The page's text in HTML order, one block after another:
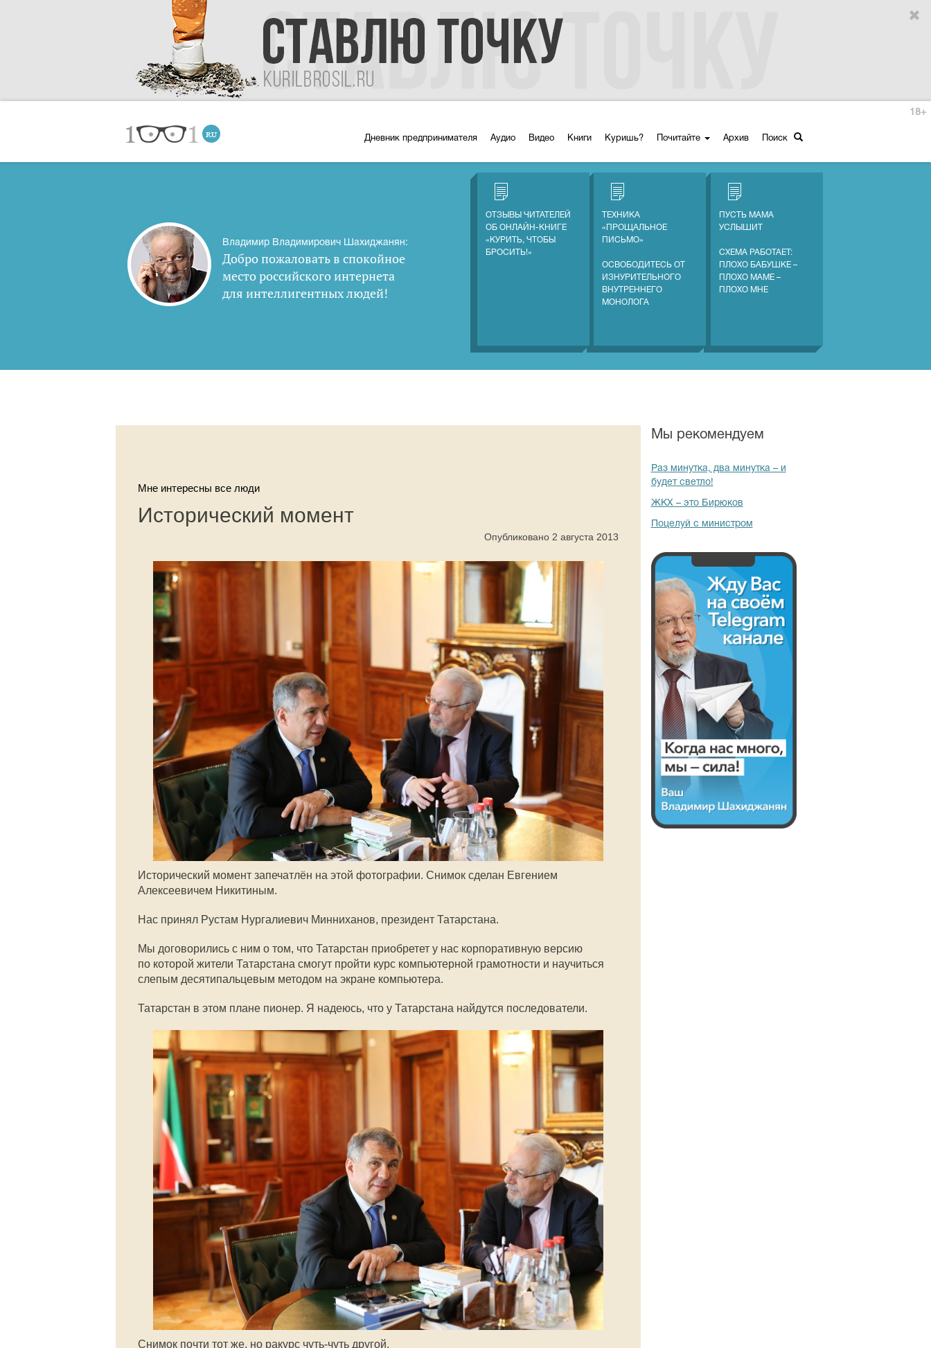
Дневник предпринимателя Аудио Видео Книги Куришь? Почитайте Архив Поиск
18+
Владимир Владимирович Шахиджанян:
Добро пожаловать в спокойное
место российского интернета
для интеллигентных людей!
ОТЗЫВЫ ЧИТАТЕЛЕЙ
ОБ ОНЛАЙН-КНИГЕ
«КУРИТЬ, ЧТОБЫ
БРОСИТЬ!»
ТЕХНИКА
«ПРОЩАЛЬНОЕ
ПИСЬМО»
ОСВОБОДИТЕСЬ ОТ
ИЗНУРИТЕЛЬНОГО
ВНУТРЕННЕГО
МОНОЛОГА
ПУСТЬ МАМА
УСЛЫШИТ
СХЕМА РАБОТАЕТ:
ПЛОХО БАБУШКЕ –
ПЛОХО МАМЕ –
ПЛОХО МНЕ
Мне интересны все люди
Исторический момент
Опубликовано 2 августа 2013
Исторический момент запечатлён на этой фотографии. Снимок сделан Евгением
Алексеевичем Никитиным.
Нас принял Рустам Нургалиевич Минниханов, президент Татарстана.
Мы договорились с ним о том, что Татарстан приобретет у нас корпоративную версию
по которой жители Татарстана смогут пройти курс компьютерной грамотности и научиться
слепым десятипальцевым методом на экране компьютера.
Татарстан в этом плане пионер. Я надеюсь, что у Татарстана найдутся последователи.
Снимок почти тот же, но ракурс чуть-чуть другой.
Мы рекомендуем
Раз минутка, два минутка – и
будет светло!
ЖКХ – это Бирюков
Поцелуй с министром